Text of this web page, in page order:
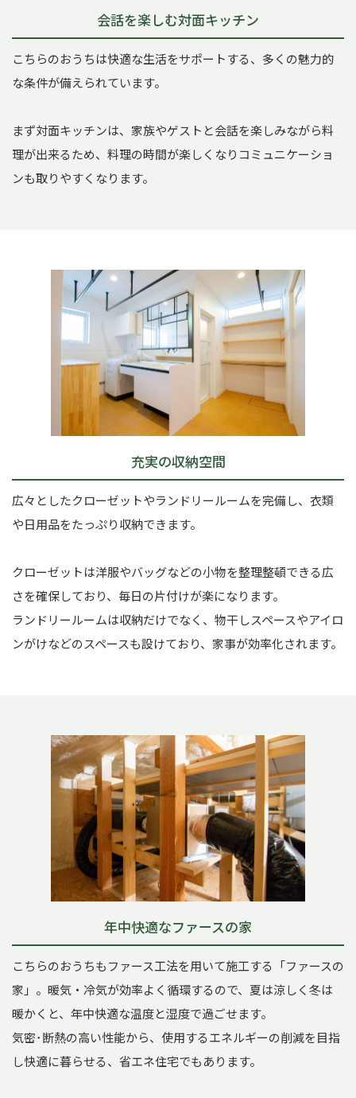
会話を楽しむ対面キッチン
こちらのおうちは快適な生活をサポートする、多くの魅力的
な条件が備えられています。
まず対面キッチンは、家族やゲストと会話を楽しみながら料
理が出来るため、料理の時間が楽しくなりコミュニケーショ
ンも取りやすくなります。
充実の収納空間
広々としたクローゼットやランドリールームを完備し、衣類
や日用品をたっぷり収納できます。
クローゼットは洋服やバッグなどの小物を整理整頓できる広
さを確保しており、毎日の片付けが楽になります。
ランドリールームは収納だけでなく、物干しスペースやアイロ
ンがけなどのスペースも設けており、家事が効率化されます。
年中快適なファースの家
こちらのおうちもファース工法を用いて施工する「ファースの
家」。暖気・冷気が効率よく循環するので、夏は涼しく冬は
暖かくと、年中快適な温度と湿度で過ごせます。
気密･断熱の高い性能から、使用するエネルギーの削減を目指
し快適に暮らせる、省エネ住宅でもあります。